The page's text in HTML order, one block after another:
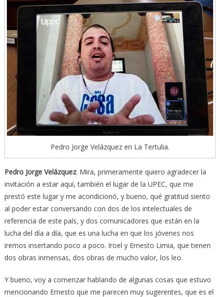
Pedro Jorge Velázquez en La Tertulia.
Pedro Jorge Velázquez: Mira, primeramente quiero agradecer la
invitación a estar aquí, también el lugar de la UPEC, que me
prestó este lugar y me acondicionó, y bueno, qué gratitud siento
al poder estar conversando con dos de los intelectuales de
referencia de este país, y dos comunicadores que están en la
lucha del día a día, que es una lucha en que los jóvenes nos
iremos insertando poco a poco. Iroel y Ernesto Limia, que tienen
dos obras inmensas, dos obras de mucho valor, los leo.
Y bueno, voy a comenzar hablando de algunas cosas que estuvo
mencionando Ernesto que me parecen muy sugerentes, que es el